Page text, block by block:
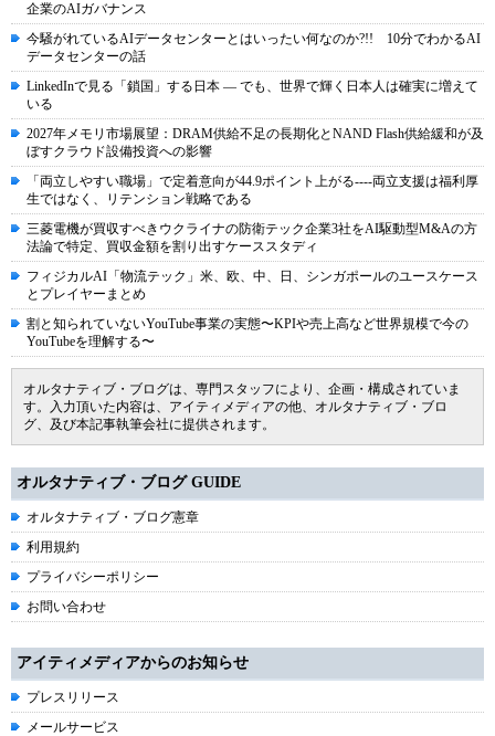
企業のAIガバナンス
今騒がれているAIデータセンターとはいったい何なのか?!! 10分でわかるAI
データセンターの話
LinkedInで見る「鎖国」する日本 ― でも、世界で輝く日本人は確実に増えて
いる
2027年メモリ市場展望：DRAM供給不足の長期化とNAND Flash供給緩和が及
ぼすクラウド設備投資への影響
「両立しやすい職場」で定着意向が44.9ポイント上がる----両立支援は福利厚
生ではなく、リテンション戦略である
三菱電機が買収すべきウクライナの防衛テック企業3社をAI駆動型M&Aの方
法論で特定、買収金額を割り出すケーススタディ
フィジカルAI「物流テック」米、欧、中、日、シンガポールのユースケース
とプレイヤーまとめ
割と知られていないYouTube事業の実態〜KPIや売上高など世界規模で今の
YouTubeを理解する〜
オルタナティブ・ブログは、専門スタッフにより、企画・構成されていま
す。入力頂いた内容は、アイティメディアの他、オルタナティブ・ブロ
グ、及び本記事執筆会社に提供されます。
オルタナティブ・ブログ GUIDE
オルタナティブ・ブログ憲章
利用規約
プライバシーポリシー
お問い合わせ
アイティメディアからのお知らせ
プレスリリース
メールサービス